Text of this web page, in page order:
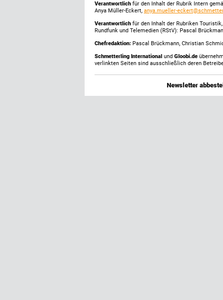
Verantwortlich für den Inhalt der Rubrik Intern
Anya Müller-Eckert, anya.mueller-
Verantwortlich für den Inhalt der Rubriken
Rundfunk und Telemedien (RStV): Pascal
Chefredaktion: Pascal Brückmann, Christian
Schmetterling International und Gloobi.de
verlinkten Seiten sind ausschließlich deren
Newsletter